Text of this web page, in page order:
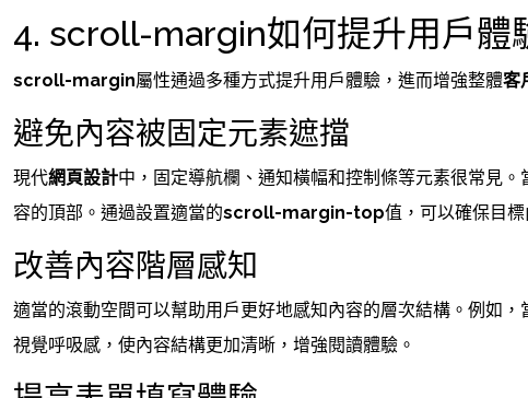
4. scroll-margin如何提升用戶體
scroll-margin屬性通過多種方式提升用戶體驗，進而增強整體客
避免內容被固定元素遮擋
現代網頁設計中，固定導航欄、通知橫幅和控制條等元素很常見
容的頂部。通過設置適當的scroll-margin-top值，可以確保目
改善內容階層感知
適當的滾動空間可以幫助用戶更好地感知內容的層次結構。例如
視覺呼吸感，使內容結構更加清晰，增強閱讀體驗。